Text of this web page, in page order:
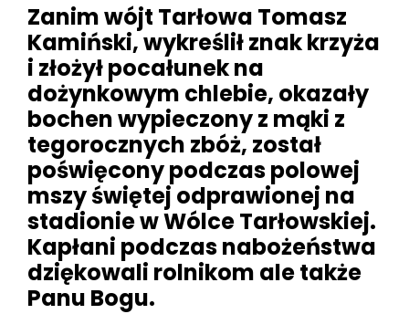
Zanim wójt Tarłowa Tomasz
Kamiński, wykreślił znak krzyża
i złożył pocałunek na
dożynkowym chlebie, okazały
bochen wypieczony z mąki z
tegorocznych zbóż, został
poświęcony podczas polowej
mszy świętej odprawionej na
stadionie w Wólce Tarłowskiej.
Kapłani podczas nabożeństwa
dziękowali rolnikom ale także
Panu Bogu.